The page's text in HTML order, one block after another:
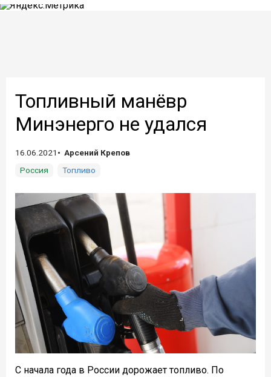
Топливный манёвр
Минэнерго не удался
16.06.2021
Арсений Крепов
Россия
Топливо
С начала года в России дорожает топливо. По